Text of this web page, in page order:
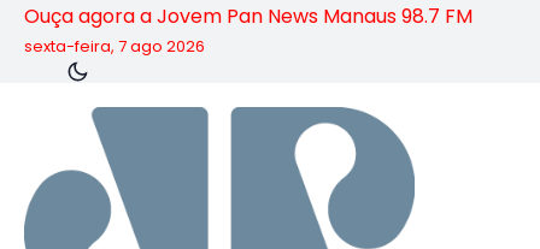
Ouça agora a Jovem Pan News Manaus 98.7 FM
sexta-feira, 7 ago 2026